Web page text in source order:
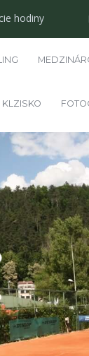
hodiny
KLZISKO